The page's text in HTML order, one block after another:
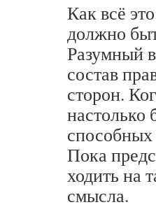
Как всё
должно
Разумный
состав
сторон.
настолько
способных
Пока
ходить на
смысла.